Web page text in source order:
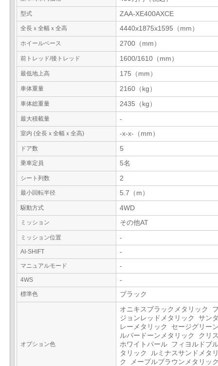
型式 ZAA-XE400AXCE
全長ｘ全幅ｘ全高 4440x1875x1595（mm）
ホイールベース 2700（mm）
前トレッド/後トレッド 1600/1610（mm）
最低地上高 175（mm）
車体重量 2160（kg）
車体総重量 2435（kg）
最大積載量 -
室内 (全長ｘ全幅ｘ全高) -x-x-（mm）
ドア数 5
乗車定員 5名
シート列数 2
最小回転半径 5.7（m）
駆動方式 4WD
ミッション その他AT
ミッション位置 -
AI-SHIFT -
マニュアルモード -
4WS -
標準色 ブラック
オプション色
オニキスブラックメタリック
ジョンレッドメタリック サン
レーメタリック セージグリー
ルバードーンメタリック クリ
ホワイトパール フィヨルドブ
タリック ルミナスサンドメタ
ク メープルブラウンメタリッ